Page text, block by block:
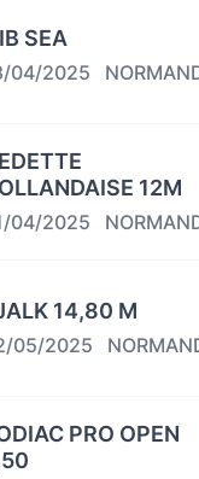
SEA
04/2025
12M
04/2025
14,80 M
05/2025
PRO OPEN